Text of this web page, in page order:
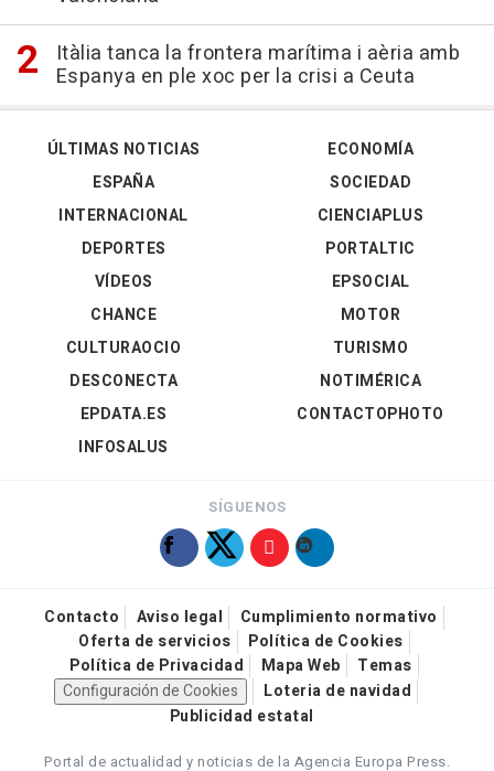
Itàlia tanca la frontera marítima i aèria amb
Espanya en ple xoc per la crisi a Ceuta
ÚLTIMAS NOTICIAS
ESPAÑA
INTERNACIONAL
DEPORTES
VÍDEOS
ECONOMÍA
SOCIEDAD
CIENCIAPLUS
PORTALTIC
EPSOCIAL
CHANCE
CULTURAOCIO
DESCONECTA
EPDATA.ES
INFOSALUS
MOTOR
TURISMO
NOTIMÉRICA
CONTACTOPHOTO
SÍGUENOS
Contacto Aviso legal
Cumplimiento normativo
Oferta de servicios
Política de Cookies
Política de Privacidad
Mapa Web
Temas
Configuración de Cookies
Loteria de navidad
Publicidad estatal
Portal de actualidad y noticias de la Agencia Europa Press.